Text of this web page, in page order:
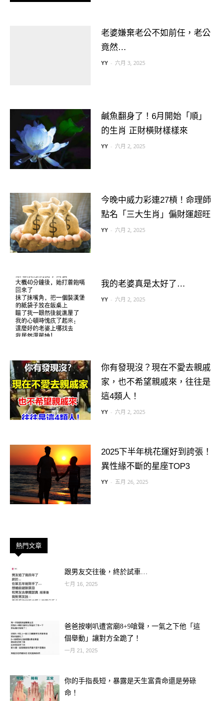
老婆嫌棄老公不如前任，老公
竟然…
YY - 六月 3, 2025
鹹魚翻身了！6月開始「順」
的生肖 正財橫財樣樣來
YY - 六月 2, 2025
今晚中威力彩連27槓！命理師
點名「三大生肖」偏財運超旺
YY - 六月 2, 2025
我的老婆真是太好了…
YY - 六月 2, 2025
你有發現沒？現在不愛去親戚
家，也不希望親戚來，往往是
這4類人！
YY - 六月 2, 2025
2025下半年桃花運好到誇張！
異性緣不斷的星座TOP3
YY - 五月 26, 2025
熱門文章
跟男友交往後，終於試車…
七月 16, 2025
爸爸按喇叭遭宮廟8+9嗆聲，一氣之下他「這
個舉動」讓對方全跪了！
一月 21, 2025
你的手指長短，暴露是天生富貴命還是勞碌
命！